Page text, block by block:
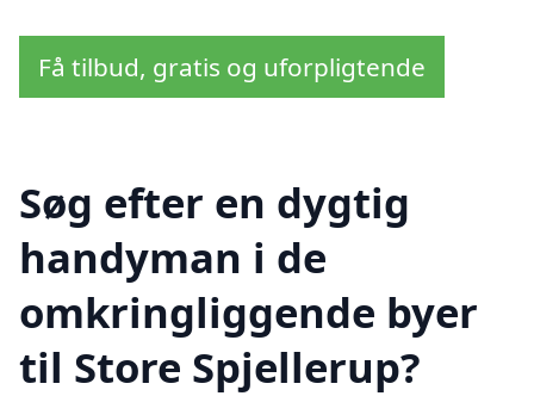
Få tilbud, gratis og uforpligtende
Søg efter en dygtig
handyman i de
omkringliggende byer
til Store Spjellerup?